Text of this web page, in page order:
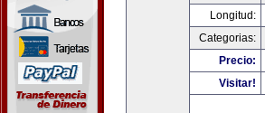
Longitud:
Categorias:
Precio:
Visitar!